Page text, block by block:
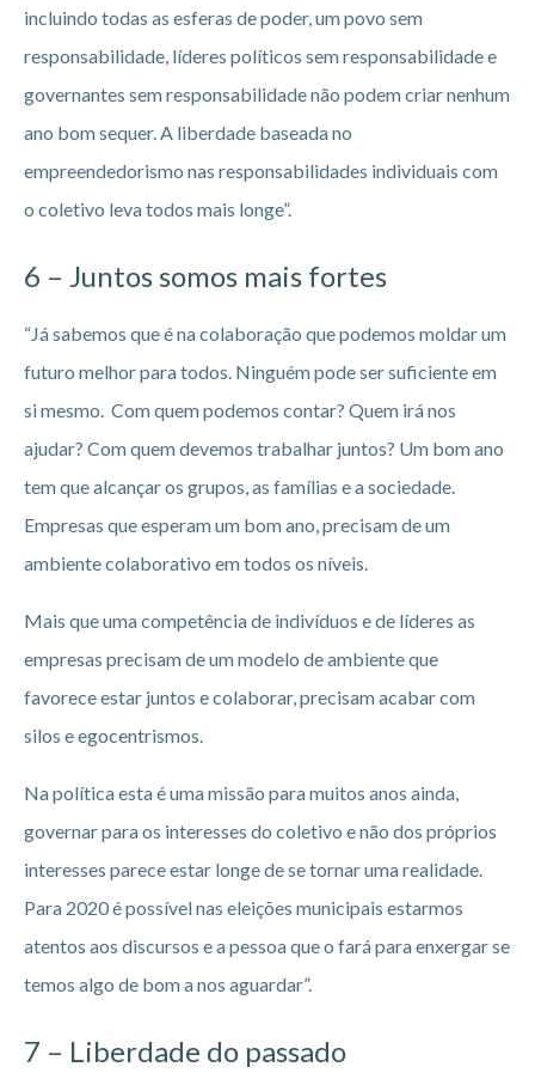
incluindo todas as esferas de poder, um povo sem
responsabilidade, líderes políticos sem responsabilidade e
governantes sem responsabilidade não podem criar nenhum
ano bom sequer. A liberdade baseada no
empreendedorismo nas responsabilidades individuais com
o coletivo leva todos mais longe”.
6 – Juntos somos mais fortes
“Já sabemos que é na colaboração que podemos moldar um
futuro melhor para todos. Ninguém pode ser suficiente em
si mesmo. Com quem podemos contar? Quem irá nos
ajudar? Com quem devemos trabalhar juntos? Um bom ano
tem que alcançar os grupos, as famílias e a sociedade.
Empresas que esperam um bom ano, precisam de um
ambiente colaborativo em todos os níveis.
Mais que uma competência de indivíduos e de líderes as
empresas precisam de um modelo de ambiente que
favorece estar juntos e colaborar, precisam acabar com
silos e egocentrismos.
Na política esta é uma missão para muitos anos ainda,
governar para os interesses do coletivo e não dos próprios
interesses parece estar longe de se tornar uma realidade.
Para 2020 é possível nas eleições municipais estarmos
atentos aos discursos e a pessoa que o fará para enxergar se
temos algo de bom a nos aguardar”.
7 – Liberdade do passado